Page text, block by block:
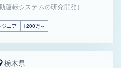
運転システムの研究開発）
ジニア 1200万～
栃木県